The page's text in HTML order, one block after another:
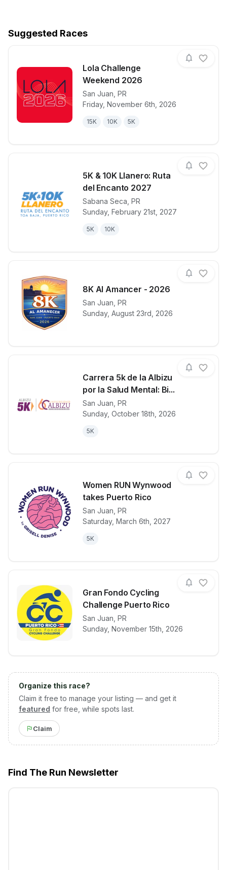
Suggested Races
Lola Challenge
Weekend 2026
San Juan PR
Friday, November 6th, 2026
15K 10K 5K
View details for raceLola
5K & 10K Llanero: Ruta
del Encanto 2027
Sabana Seca PR
Sunday, February 21st, 2027
5K 10K
View details for race5K & 10K
8K Al Amancer - 2026
San Juan PR
Sunday, August 23rd, 2026
View details for race8K Al
Carrera 5k de la Albizu
por la Salud Mental: Bi...
San Juan PR
Sunday, October 18th, 2026
5K
View details for raceCarrera 5k
Women RUN Wynwood
takes Puerto Rico
San Juan PR
Saturday, March 6th, 2027
5K
View details for race
Gran Fondo Cycling
Challenge Puerto Rico
San Juan PR
Sunday, November 15th, 2026
View details for race
Organize this race?
Claim it free to manage your listing — and get it
featured for free, while spots last.
Claim
Find The Run Newsletter